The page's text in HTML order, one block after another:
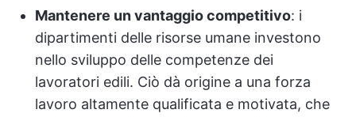
Mantenere un vantaggio competitivo: i
dipartimenti delle risorse umane investono
nello sviluppo delle competenze dei
lavoratori edili. Ciò dà origine a una forza
lavoro altamente qualificata e motivata, che